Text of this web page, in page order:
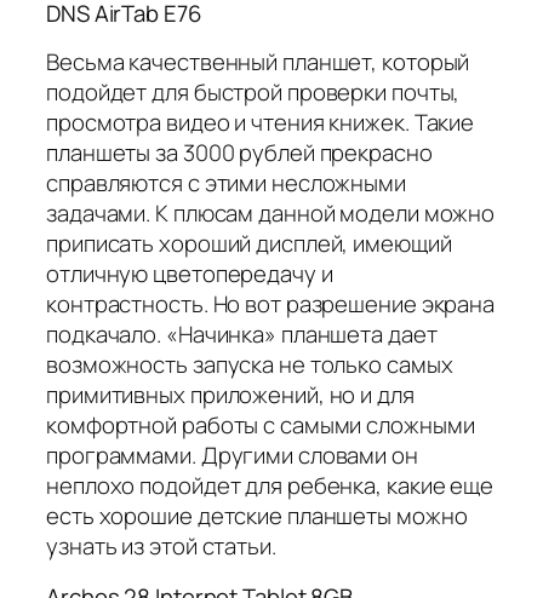
DNS AirTab E76
Весьма качественный планшет, который
подойдет для быстрой проверки почты,
просмотра видео и чтения книжек. Такие
планшеты за 3000 рублей прекрасно
справляются с этими несложными
задачами. К плюсам данной модели можно
приписать хороший дисплей, имеющий
отличную цветопередачу и
контрастность. Но вот разрешение экрана
подкачало. «Начинка» планшета дает
возможность запуска не только самых
примитивных приложений, но и для
комфортной работы с самыми сложными
программами. Другими словами он
неплохо подойдет для ребенка, какие еще
есть хорошие детские планшеты можно
узнать из этой статьи.